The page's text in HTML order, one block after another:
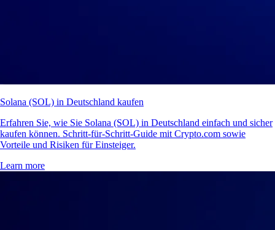
Solana (SOL) in Deutschland kaufen
Erfahren Sie, wie Sie Solana (SOL) in Deutschland einfach und sicher
kaufen können. Schritt-für-Schritt-Guide mit Crypto.com sowie
Vorteile und Risiken für Einsteiger.
Learn more